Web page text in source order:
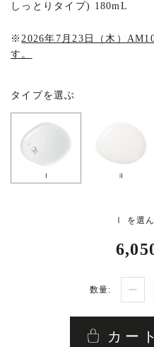
しっとりタイプ) 180mL
※2026年7月23日（木）
す。
タイプを選ぶ
Ⅰ を選
数量:
カー